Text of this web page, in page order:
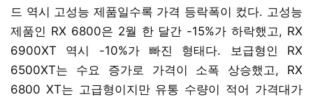
드 역시 고성능 제품일수록 가격 등락폭이 컸다. 고성능
제품인 RX 6800은 2월 한 달간 -15%가 하락했고, RX
6900XT 역시 -10%가 빠진 형태다. 보급형인 RX
6500XT는 수요 증가로 가격이 소폭 상승했고, RX
6800 XT는 고급형이지만 유통 수량이 적어 가격대가